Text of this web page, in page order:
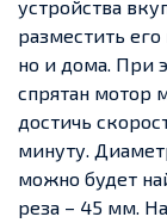
устройства
разместить
но и дома. При
спрятан мотор
достичь
минуту.
можно будет
реза – 45 мм.